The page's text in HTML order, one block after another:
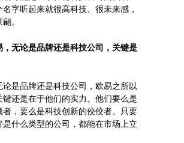
字听起来就很高科技、很未来感，
。
无论是品牌还是科技公司，关键是
是品牌还是科技公司，欧易之所以
还是在于他们的实力。他们要么是
，要么是科技创新的佼佼者。只要
什么类型的公司，都能在市场上立